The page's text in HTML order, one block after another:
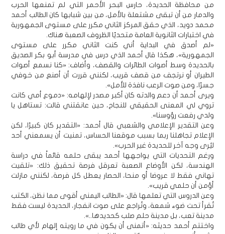
من محافظة الحديدة، حارس البحر الأحمر التي لم تمنعها الحرب
والدمار من أن تبقى مشتعلة بالأمل، من بين شبابها كان الطالب أحمد
محمد دويد، الذي حقق المركز الثاني مكرر على مستوى الجمهورية
في اختبارات الثانوية العامة متحديًا الظروف الصعبة هناك.
«لم أصدق في البداية أني كنت الثاني مكرر على مستوى
الجمهورية»، هكذا قال أحمد الذي درس في مدرسة أبو بكر الصديق
بالحديدة وسط أصوات الطائرات والقصف، وأضاف: «كنا نسمع أصوات
الطيران أو نرتجف من قصف قريب، لكنني قررت أن أصنع من خوفي
جسرًا، ومن صوت الرعب نافذة للأمل».
ويرى أحمد أن دعم والدته كان أكبر مصدر لإلهامه: «دموع أمي كانت
تروي لي المعنى الحقيقي للنجاح، حين عانقتني قالت: تستاهل يا
ولدي رفعت رؤوسنا».
وعن التقدير الإعلامي والشعبي قال أحمد: «التقدير كان كبيرًا، لكن
الإعلام تجاهلنا ربما بسبب موقعنا الحساس، تمنيت أن يسمعني أحد
ليُرى وجه آخر للحديدة غير الحرب».
ورغم التحديات التي يواجهها أحمد يبقى حلمه قائماً في دراسة
الهندسة، لكن الأوضاع الصعبة تعرقل فرصة تحقيق ذلك: «تلقيت
تهاني فقط لا عروضا أو منحا، الحصار يعطل كل فرصة، لكنني مازلت
أؤمن أن حلمي قريب».
وعن الدروس التي تعلمها قال: «الطالب اليمني أقوى مما نظن، الكتب
تُقرأ تحت ضوء شمعة، وتُراجع على صوت انفجار، الحديدة ليست فقط
مدينة تعب، بل مدينة حلم صلب كحديدها..».
واختتم أحمد حديثه: «أتمنى أن يكون في ما رويته إلهام لأي طالب